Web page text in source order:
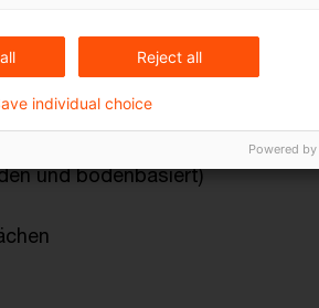
und bodenbasiert)
Reject all
individual choice
Powered by